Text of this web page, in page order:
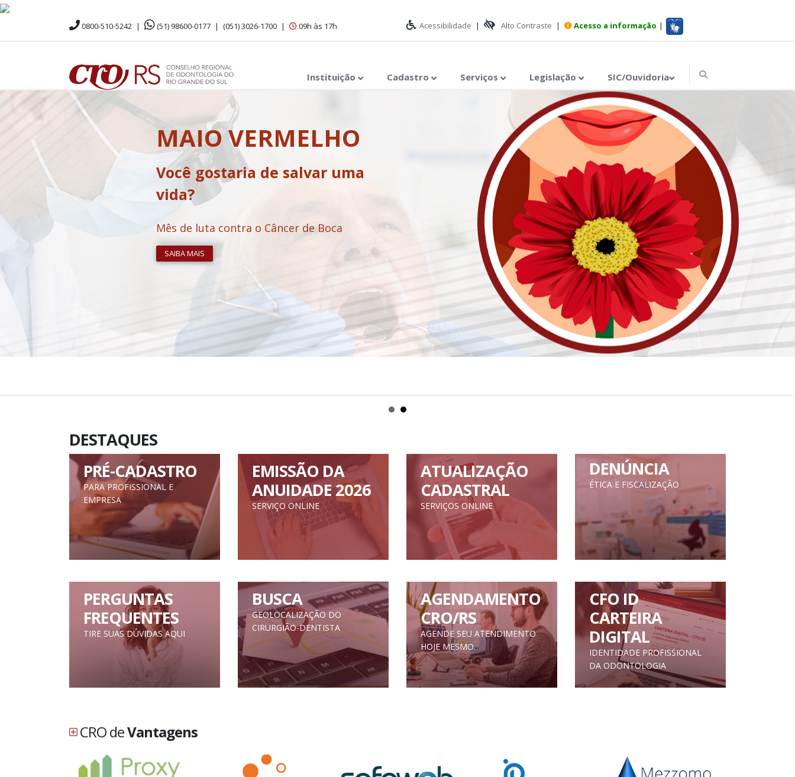
0800-510-5242 | (51) 98600-0177 | (051) 3026-1700 | 09h às 17h Acessibilidade | Alto Contraste | Acesso a informação |
Instituição Cadastro Serviços Legislação SIC/Ouvidoria
MAIO VERMELHO
Você gostaria de salvar uma
vida?
Mês de luta contra o Câncer de Boca
SAIBA MAIS
DESTAQUES
PRÉ-CADASTRO
PARA PROFISSIONAL E
EMPRESA
EMISSÃO DA
ANUIDADE 2026
SERVIÇO ONLINE
ATUALIZAÇÃO
CADASTRAL
SERVIÇOS ONLINE
DENÚNCIA
ÉTICA E FISCALIZAÇÃO
PERGUNTAS
FREQUENTES
TIRE SUAS DÚVIDAS AQUI
BUSCA
GEOLOCALIZAÇÃO DO
CIRURGIÃO-DENTISTA
AGENDAMENTO
CRO/RS
AGENDE SEU ATENDIMENTO
HOJE MESMO.
CFO ID
CARTEIRA
DIGITAL
IDENTIDADE PROFISSIONAL
DA ODONTOLOGIA
CRO deVantagens